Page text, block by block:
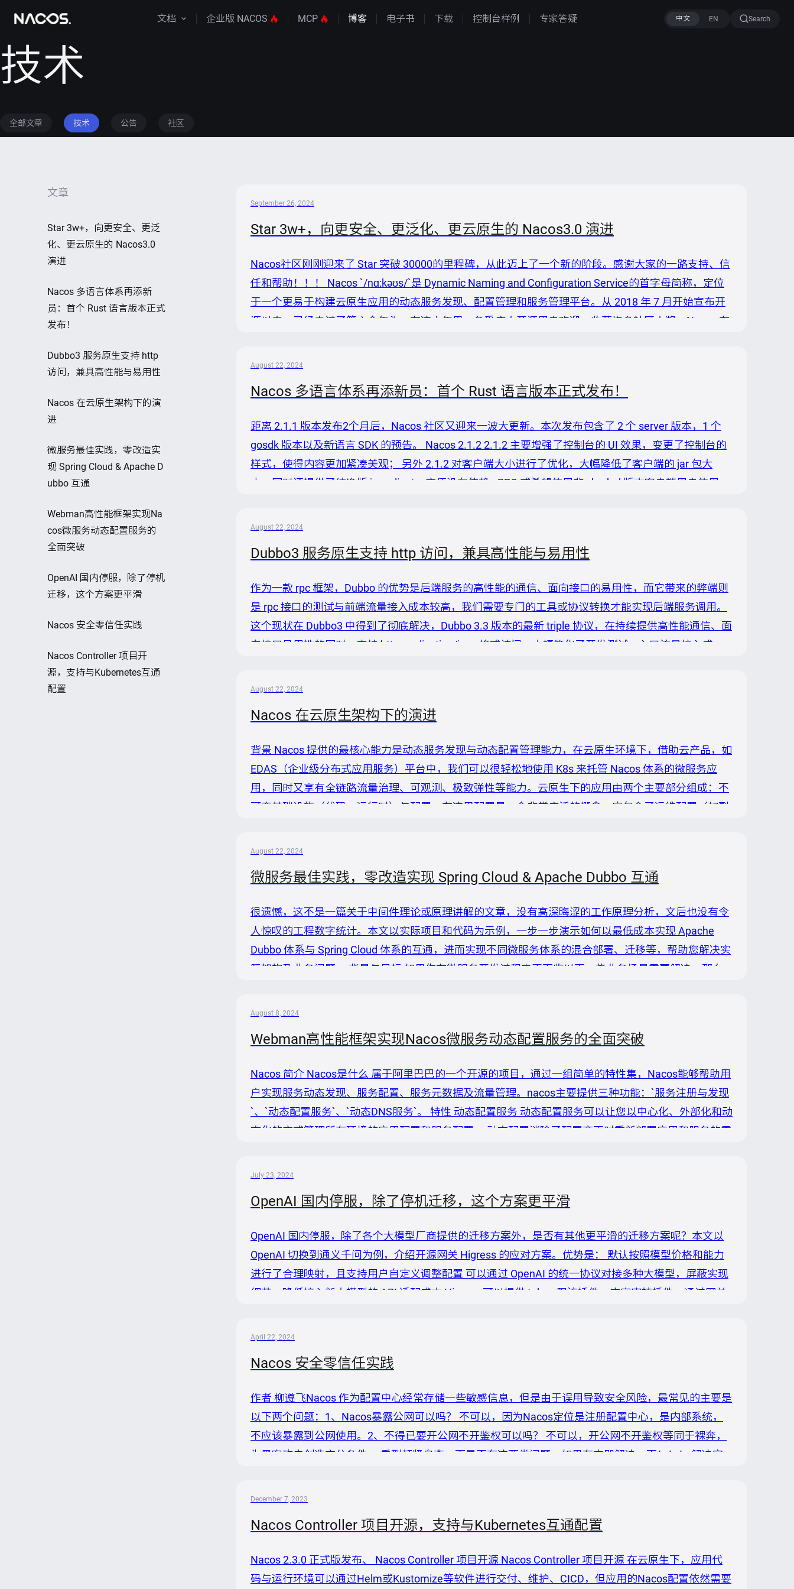
文档 企业版 NACOS MCP 博客 电子书 下载 控制台样例 专家答疑 Search
技术
全部文章 技术 公告 社区
文章
Star 3w+，向更安全、更泛
化、更云原生的 Nacos3.0
演进
Nacos 多语言体系再添新
员：首个 Rust 语言版本正式
发布！
Dubbo3 服务原生支持 http
访问，兼具高性能与易用性
Nacos 在云原生架构下的演
进
微服务最佳实践，零改造实
现 Spring Cloud & Apache D
ubbo 互通
Webman高性能框架实现Na
cos微服务动态配置服务的
全面突破
OpenAI 国内停服，除了停机
迁移，这个方案更平滑
Nacos 安全零信任实践
Nacos Controller 项目开
源，支持与Kubernetes互通
配置
September 26, 2024
Star 3w+，向更安全、更泛化、更云原生的 Nacos3.0 演进
Nacos社区刚刚迎来了 Star 突破 30000的里程碑，从此迈上了一个新的阶段。感谢大家的一路支持、信
任和帮助！！！ Nacos `/nɑ:kəʊs/`是 Dynamic Naming and Configuration Service的首字母简称，定位
于一个更易于构建云原生应用的动态服务发现、配置管理和服务管理平台。从 2018 年 7 月开始宣布开
源以来，已经走过了第六个年头，在这六年里，备受广大开源用户欢迎，收获许多社区大奖。Nacos 在
August 22, 2024
Nacos 多语言体系再添新员：首个 Rust 语言版本正式发布！
距离 2.1.1 版本发布2个月后，Nacos 社区又迎来一波大更新。本次发布包含了 2 个 server 版本，1 个
gosdk 版本以及新语言 SDK 的预告。 Nacos 2.1.2 2.1.2 主要增强了控制台的 UI 效果，变更了控制台的
样式，使得内容更加紧凑美观； 另外 2.1.2 对客户端大小进行了优化，大幅降低了客户端的 jar 包大
小，同时还提供了纯净版 javaclient，方便没有依赖 gRPC 或希望使用非 shaded 版本客户端用户使用，
August 22, 2024
Dubbo3 服务原生支持 http 访问，兼具高性能与易用性
作为一款 rpc 框架，Dubbo 的优势是后端服务的高性能的通信、面向接口的易用性，而它带来的弊端则
是 rpc 接口的测试与前端流量接入成本较高，我们需要专门的工具或协议转换才能实现后端服务调用。
这个现状在 Dubbo3 中得到了彻底解决，Dubbo 3.3 版本的最新 triple 协议，在持续提供高性能通信、面
向接口易用性的同时，支持 http application/json 格式访问，大幅简化了开发测试、入口流量接入成
August 22, 2024
Nacos 在云原生架构下的演进
背景 Nacos 提供的最核心能力是动态服务发现与动态配置管理能力，在云原生环境下，借助云产品，如
EDAS（企业级分布式应用服务）平台中，我们可以很轻松地使用 K8s 来托管 Nacos 体系的微服务应
用，同时又享有全链路流量治理、可观测、极致弹性等能力。云原生下的应用由两个主要部分组成：不
可变基础设施（代码、运行时）与配置。在这里配置是一个非常广泛的概念，它包含了运维配置（如副
August 22, 2024
微服务最佳实践，零改造实现 Spring Cloud & Apache Dubbo 互通
很遗憾，这不是一篇关于中间件理论或原理讲解的文章，没有高深晦涩的工作原理分析，文后也没有令
人惊叹的工程数字统计。本文以实际项目和代码为示例，一步一步演示如何以最低成本实现 Apache
Dubbo 体系与 Spring Cloud 体系的互通，进而实现不同微服务体系的混合部署、迁移等，帮助您解决实
际架构及业务问题。 背景与目标 如果你在微服务开发过程中正面临以下一些业务场景需要解决，那么
August 8, 2024
Webman高性能框架实现Nacos微服务动态配置服务的全面突破
Nacos 简介 Nacos是什么 属于阿里巴巴的一个开源的项目，通过一组简单的特性集，Nacos能够帮助用
户实现服务动态发现、服务配置、服务元数据及流量管理。nacos主要提供三种功能：`服务注册与发现
`、`动态配置服务`、`动态DNS服务`。 特性 动态配置服务 动态配置服务可以让您以中心化、外部化和动
态化的方式管理所有环境的应用配置和服务配置。 动态配置消除了配置变更时重新部署应用和服务的需
July 23, 2024
OpenAI 国内停服，除了停机迁移，这个方案更平滑
OpenAI 国内停服，除了各个大模型厂商提供的迁移方案外，是否有其他更平滑的迁移方案呢？本文以
OpenAI 切换到通义千问为例，介绍开源网关 Higress 的应对方案。优势是： 默认按照模型价格和能力
进行了合理映射，且支持用户自定义调整配置 可以通过 OpenAI 的统一协议对接多种大模型，屏蔽实现
细节，降低接入新大模型的 API 适配成本 Higress 可以提供 token 限流插件、内容审核插件，通过网关
April 22, 2024
Nacos 安全零信任实践
作者 柳遵飞Nacos 作为配置中心经常存储一些敏感信息，但是由于误用导致安全风险，最常见的主要是
以下两个问题：1、Nacos暴露公网可以吗？ 不可以，因为Nacos定位是注册配置中心，是内部系统，
不应该暴露到公网使用。2、不得已要开公网不开鉴权可以吗？ 不可以，开公网不开鉴权等同于裸奔，
为黑客攻击创造充分条件。 看到赶紧自查一下是否有这两类问题，如果有立即解决一下！！！ 解决完
December 7, 2023
Nacos Controller 项目开源，支持与Kubernetes互通配置
Nacos 2.3.0 正式版发布、 Nacos Controller 项目开源 Nacos Controller 项目开源 在云原生下，应用代
码与运行环境可以通过Helm或Kustomize等软件进行交付、维护、CICD，但应用的Nacos配置依然需要